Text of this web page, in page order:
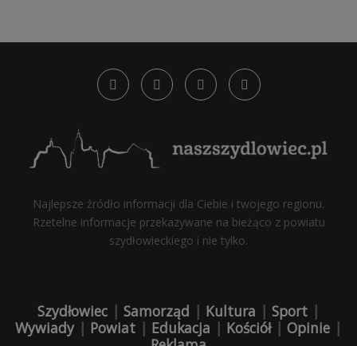
Najlepsze źródło informacji dla Ciebie i twojego regionu.
Rzetelne informacje przekazywane na bieżąco z powiatu
szydłowieckiego i nie tylko.
Szydłowiec | Samorząd | Kultura | Sport |
Wywiady| Powiat | Edukacja | Kościół| Opinie |